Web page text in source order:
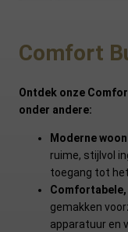
Comfort
Ontdek onze
onder andere:
Moderne
ruime, stijlvol
toegang tot
gemakken
apparatuur en